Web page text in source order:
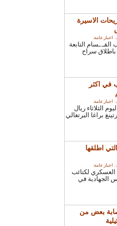
الاسيرة
عامة.
التابعة
سراح
اكثر
عامة.
ريال
براغا البرتغالي
اطلقها
عامة.
لكتائب
في
بعض من